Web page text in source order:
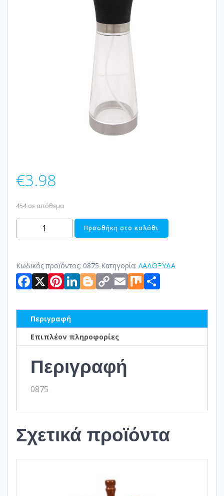
€3.98
454 σε απόθεμα
ΣΠΡΕΥΕΡ
ΛΑΔΙΟΥ
Προσθήκη στο καλάθι
Κωδικός προϊόντος: 0875 Κατηγορία: ΛΑΔΟΞΥΔΑ
Facebook
X Pinterest
LinkedIn
Blogger
Copy
Link
Email
Mix
Περιγραφή
Επιπλέον πληροφορίες
Περιγραφή
0875
Σχετικά προϊόντα